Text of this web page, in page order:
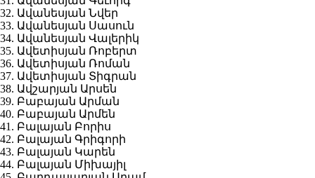
32. Ավանեսյան Նվեր
33. Ավանեսյան Սասուն
34. Ավանեսյան Վալերիկ
35. Ավետիսյան Ռոբերտ
36. Ավետիսյան Ռոման
37. Ավետիսյան Տիգրան
38. Ավշարյան Արսեն
39. Բաբայան Արման
40. Բաբայան Արմեն
41. Բալայան Բորիս
42. Բալայան Գրիգորի
43. Բալայան Կարեն
44. Բալայան Միխայիլ